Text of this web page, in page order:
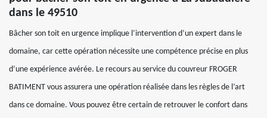
dans le 49510
Bâcher son toit en urgence implique l’intervention d’un expert dans le
domaine, car cette opération nécessite une compétence précise en plus
d’une expérience avérée. Le recours au service du couvreur FROGER
BATIMENT vous assurera une opération réalisée dans les règles de l’art
dans ce domaine. Vous pouvez être certain de retrouver le confort dans